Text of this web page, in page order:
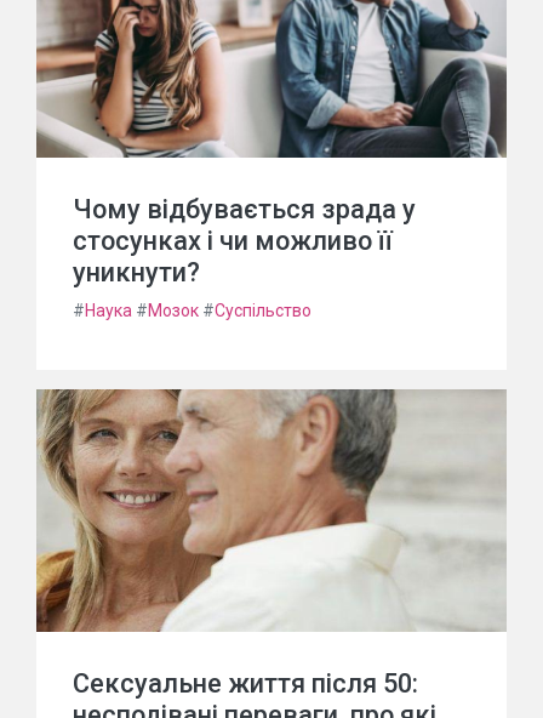
Чому відбувається зрада у
стосунках і чи можливо її
уникнути?
#Наука #Мозок #Суспільство
Сексуальне життя після 50: